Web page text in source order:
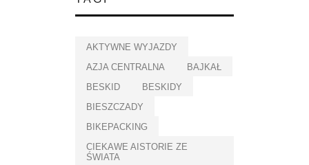
AKTYWNE WYJAZDY
AZJA CENTRALNA
BAJKAŁ
BESKID
BESKIDY
BIESZCZADY
BIKEPACKING
CIEKAWE AISTORIE ZE
ŚWIATA